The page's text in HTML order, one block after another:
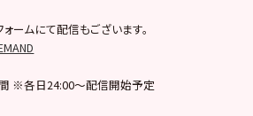
ームにて配信もございます。
※各日24:00～配信開始予定